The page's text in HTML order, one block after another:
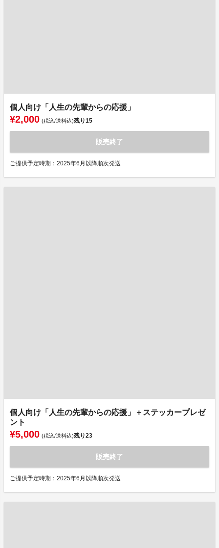
個人向け「人生の先輩からの応援」
¥2,000 (税込/送料込)残り15
販売終了
ご提供予定時期：2025年6月以降順次発送
個人向け「人生の先輩からの応援」＋ステッカープレゼ
ント
¥5,000 (税込/送料込)残り23
販売終了
ご提供予定時期：2025年6月以降順次発送